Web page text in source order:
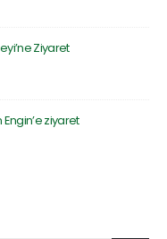
Ziyaret
Atma Töreni